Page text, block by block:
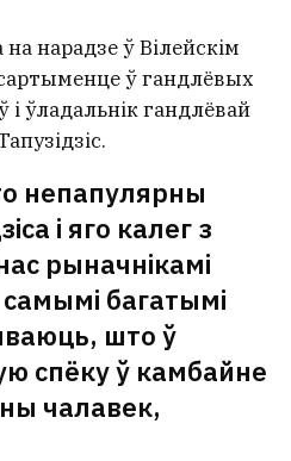
нарадзе ў Вілейскім
ў гандлёвых
і ўладальнік гандлёвай
непапулярны
і яго калег з
рыначнікамі
багатымі
што ў
спёку ў камбайне
чалавек,